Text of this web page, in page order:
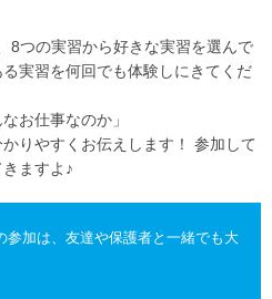
8つの実習から好きな実習を選んで
実習を何回でも体験しにきてくだ
お仕事なのか」
りやすくお伝えします！
参加して
ますよ♪
参加は、友達や保護者と一緒でも大